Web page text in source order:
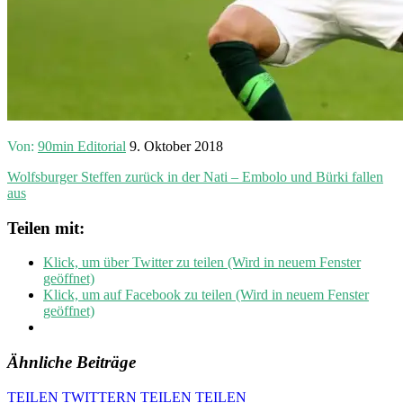
Von: 90min Editorial 9. Oktober 2018
Wolfsburger Steffen zurück in der Nati – Embolo und Bürki fallen
aus
Teilen mit:
Klick, um über Twitter zu teilen (Wird in neuem Fenster
geöffnet)
Klick, um auf Facebook zu teilen (Wird in neuem Fenster
geöffnet)
Ähnliche Beiträge
TEILEN TWITTERN TEILEN TEILEN